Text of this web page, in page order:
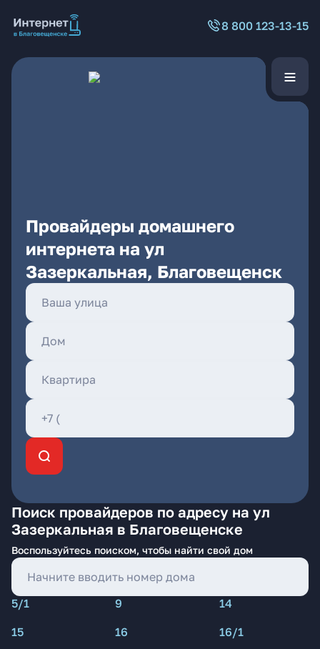
8 800 123-13-15
Провайдеры домашнего
интернета на ул
Зазеркальная, Благовещенск
Поиск провайдеров по адресу на ул
Зазеркальная в Благовещенске
Воспользуйтесь поиском, чтобы найти свой дом
5/1 9
14
15
16
16/1